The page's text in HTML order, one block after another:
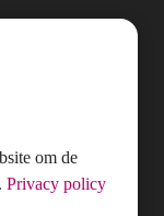
klinken
om de
Privacy policy